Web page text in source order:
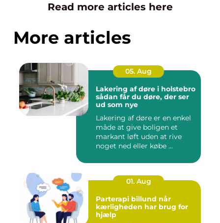
Read more articles here
More articles
05. Aug
Lakering af døre i holstebro
sådan får du døre, der ser
ud som nye
Lakering af døre er en enkel
måde at give boligen et
markant løft uden at rive
noget ned eller købe ...
01. Aug
Parterapi billund når
kærligheden har brug for
hjælp